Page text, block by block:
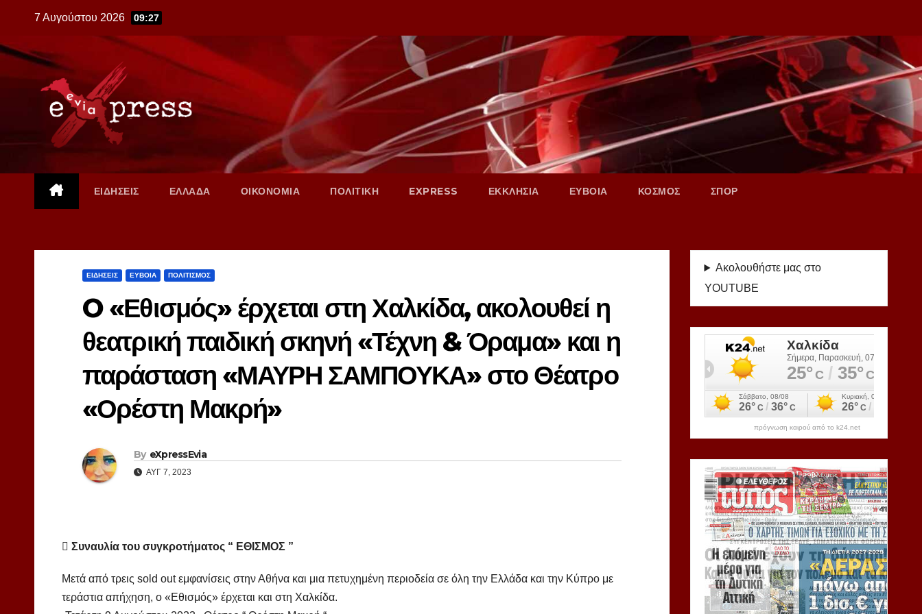
content
7 Αυγούστου 2026 09:27
ΕΙΔΗΣΕΙΣ ΕΛΛΑΔΑ ΟΙΚΟΝΟΜΙΑ ΠΟΛΙΤΙΚΗ EXPRESS ΕΚΚΛΗΣΙΑ ΕΥΒΟΙΑ ΚΟΣΜΟΣ ΣΠΟΡ
ΕΙΔΗΣΕΙΣ ΕΥΒΟΙΑ ΠΟΛΙΤΙΣΜΟΣ
O «Εθισμός» έρχεται στη Χαλκίδα, ακολουθεί η
θεατρική παιδική σκηνή «Τέχνη & Όραμα» και η
παράσταση «ΜΑΥΡΗ ΣΑΜΠΟΥΚΑ» στο Θέατρο
«Ορέστη Μακρή»
By eXpressEvia
ΑΥΓ 7, 2023
 Συναυλία του συγκροτήματος “ ΕΘΙΣΜΟΣ ”
Μετά από τρεις sold out εμφανίσεις στην Αθήνα και μια πετυχημένη περιοδεία σε όλη την Ελλάδα και την Κύπρο με
τεράστια απήχηση, ο «Εθισμός» έρχεται και στη Χαλκίδα.
Ακολουθήστε μας στο
YOUTUBE
πρόγνωση καιρού από το k24.net